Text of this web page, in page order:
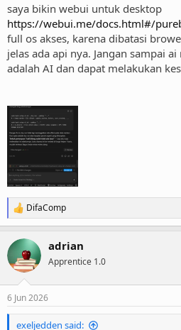
saya bikin webui untuk desktop
https://webui.me/docs.html#/
full os akses, karena dibatasi
jelas ada api nya. Jangan sampai
adalah AI dan dapat melakukan
R
e
c
t
i
s
:
DifaComp
adrian
Apprentice 1.0
6 Jun 2026
exeljedden said: